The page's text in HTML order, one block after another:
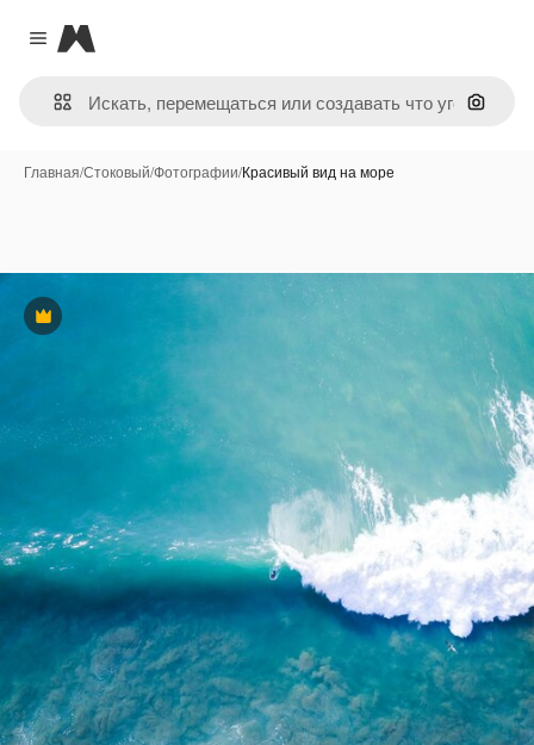
Close menu
Magnific
Поиск
Главная/Стоковый/Фотографии/Красивый вид на море
Премиум